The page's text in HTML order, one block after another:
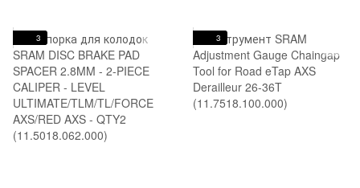
3 3